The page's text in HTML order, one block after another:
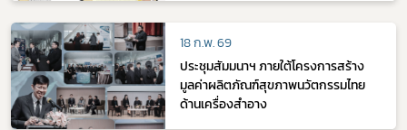
18 ก.พ. 69
ประชุมสัมมนาฯ ภายใต้โครงการสร้าง
มูลค่าผลิตภัณฑ์สุขภาพนวัตกรรมไทย
ด้านเครื่องสำอาง